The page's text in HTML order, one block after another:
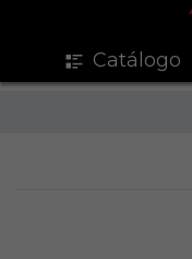
Catálogo